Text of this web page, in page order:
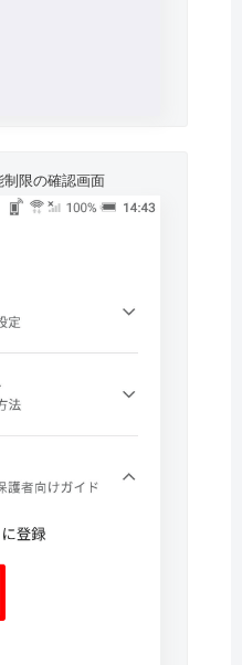
限の確認画面